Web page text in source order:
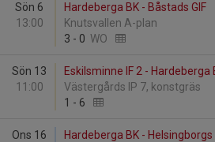
Sön 6
13:00
Hardeberga BK - Båstads GIF
Knutsvallen A-plan
3 - 0 WO
Sön 13
11:00
Eskilsminne IF 2 - Hardeberga
Västergårds IP 7, konstgräs
1 - 6
Ons 16
Hardeberga BK - Helsingborgs